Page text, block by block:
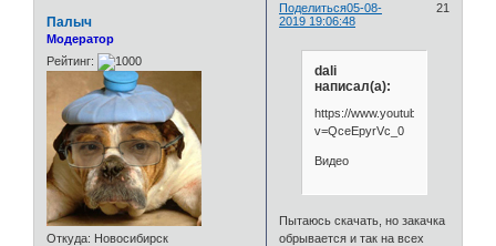
Поделиться 21
05-08-
2019 19:06:48
Палыч
Модератор
Рейтинг:
Откуда: Новосибирск
dali
написал(а):
https://www.youtube.com/watch?
v=QceEpyrVc_0
Видео
Пытаюсь скачать, но закачка
обрывается и так на всех